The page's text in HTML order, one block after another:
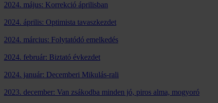
2024. május: Korrekció áprilisban
2024. április: Optimista tavaszkezdet
2024. március: Folytatódó emelkedés
2024. február: Biztató évkezdet
2024. január: Decemberi Mikulás-rali
2023. december: Van zsákodba minden jó, piros alma, mogyoró